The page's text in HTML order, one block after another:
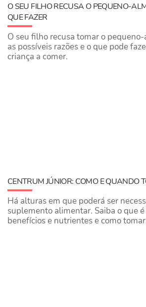
O SEU FILHO RECUSA O PEQUENO-
QUE FAZER
O seu filho recusa tomar o
as possíveis razões e o que pode
criança a comer.
CENTRUM JÚNIOR: COMO E QUANDO
Há alturas em que poderá ser
suplemento alimentar. Saiba o que
benefícios e nutrientes e como